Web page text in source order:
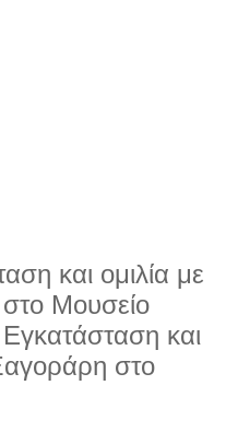
και ομιλία με
Μουσείο
και
στο